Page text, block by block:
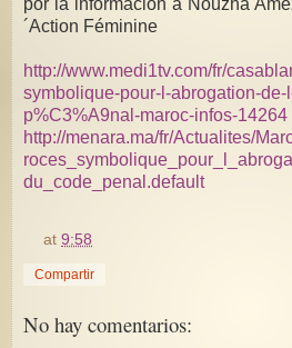
por la información a Nouzha
´Action Féminine
http://www.medi1tv.com/fr/
symbolique-pour-l-abrogation-
p%C3%A9nal-maroc-infos-14264
http://menara.ma/fr/Actualites/
du_code_penal.default
at9:58
Compartir
No hay comentarios: